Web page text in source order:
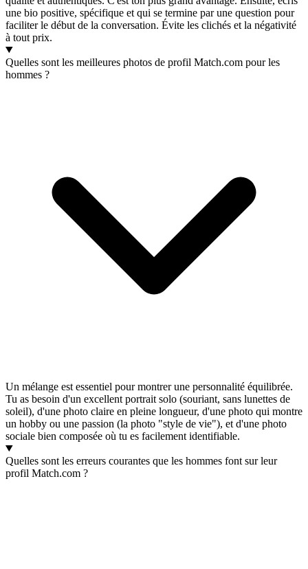
une bio positive, spécifique et qui se termine par une question pour
faciliter le début de la conversation. Évite les clichés et la négativité
à tout prix.
Quelles sont les meilleures photos de profil Match.com pour les
hommes ?
Un mélange est essentiel pour montrer une personnalité équilibrée.
Tu as besoin d'un excellent portrait solo (souriant, sans lunettes de
soleil), d'une photo claire en pleine longueur, d'une photo qui montre
un hobby ou une passion (la photo "style de vie"), et d'une photo
sociale bien composée où tu es facilement identifiable.
Quelles sont les erreurs courantes que les hommes font sur leur
profil Match.com ?